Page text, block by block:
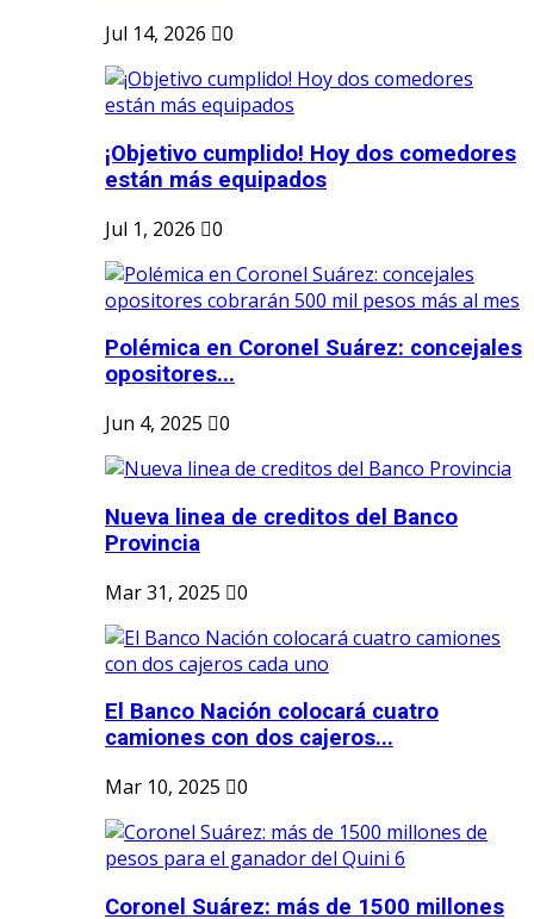
Jul 14, 2026
0
¡Objetivo cumplido! Hoy dos comedores
están más equipados
Jul 1, 2026
0
Polémica en Coronel Suárez: concejales
opositores...
Jun 4, 2025
0
Nueva linea de creditos del Banco
Provincia
Mar 31, 2025
0
El Banco Nación colocará cuatro
camiones con dos cajeros...
Mar 10, 2025
0
Coronel Suárez: más de 1500 millones